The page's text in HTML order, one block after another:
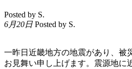
Posted by S.
6月20日 Posted by S.
一昨日近畿地方の地震があり、被
お見舞い申し上げます。震源地に